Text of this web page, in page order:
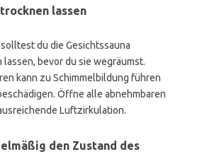
lassen
du die Gesichtssauna
bevor du sie wegräumst.
kann zu Schimmelbildung führen
Öffne alle abnehmbaren
Luftzirkulation.
den Zustand des